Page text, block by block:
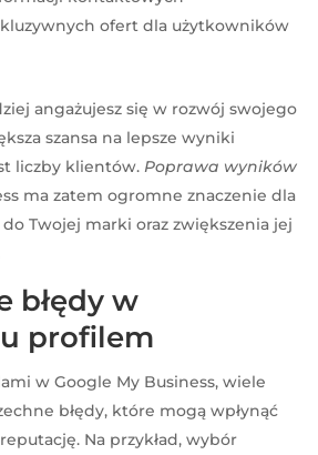
ofert dla użytkowników
angażujesz się w rozwój swojego
szansa na lepsze wyniki
liczby klientów.Poprawa wyników
ma zatem ogromne znaczenie dla
Twojej marki oraz zwiększenia jej
błędy w
profilem
w Google My Business, wiele
błędy, które mogą wpłynąć
Na przykład, wybór